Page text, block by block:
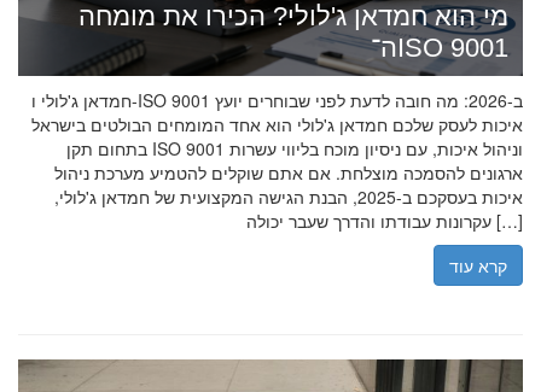
מי הוא חמדאן ג'לולי? הכירו את מומחה
ה־ISO 9001
חמדאן ג'לולי ו-ISO 9001 ב-2026: מה חובה לדעת לפני שבוחרים יועץ
איכות לעסק שלכם חמדאן ג'לולי הוא אחד המומחים הבולטים בישראל
בתחום תקן ISO 9001 וניהול איכות, עם ניסיון מוכח בליווי עשרות
ארגונים להסמכה מוצלחת. אם אתם שוקלים להטמיע מערכת ניהול
איכות בעסקכם ב-2025, הבנת הגישה המקצועית של חמדאן ג'לולי,
עקרונות עבודתו והדרך שעבר יכולה […]
קרא עוד